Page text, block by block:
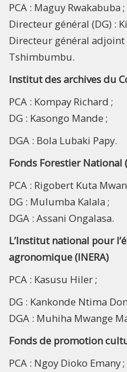
PCA : Maguy Rwakabuba ;
Directeur général (DG) :
Directeur général adjoint
Tshimbumbu.
Institut des archives du
PCA : Kompay Richard ;
DG : Kasongo Mande ;
DGA : Bola Lubaki Papy.
Fonds Forestier National
PCA : Rigobert Kuta
DG : Mulumba Kalala ;
DGA : Assani Ongalasa.
L’Institut national pour
agronomique (INERA)
PCA : Kasusu Hiler ;
DG : Kankonde Ntima
DGA : Muhiha Mwange
Fonds de promotion
PCA : Ngoy Dioko Emany ;